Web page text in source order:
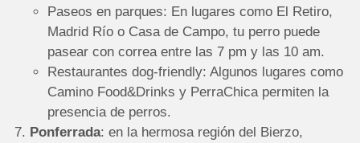
Paseos en parques: En lugares como El Retiro,
Madrid Río o Casa de Campo, tu perro puede
pasear con correa entre las 7 pm y las 10 am.
Restaurantes dog-friendly: Algunos lugares como
Camino Food&Drinks y PerraChica permiten la
presencia de perros.
Ponferrada: en la hermosa región del Bierzo,